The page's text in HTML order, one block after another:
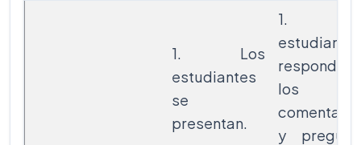
1. Los
estudiantes
se
presentan.
1.
los
y